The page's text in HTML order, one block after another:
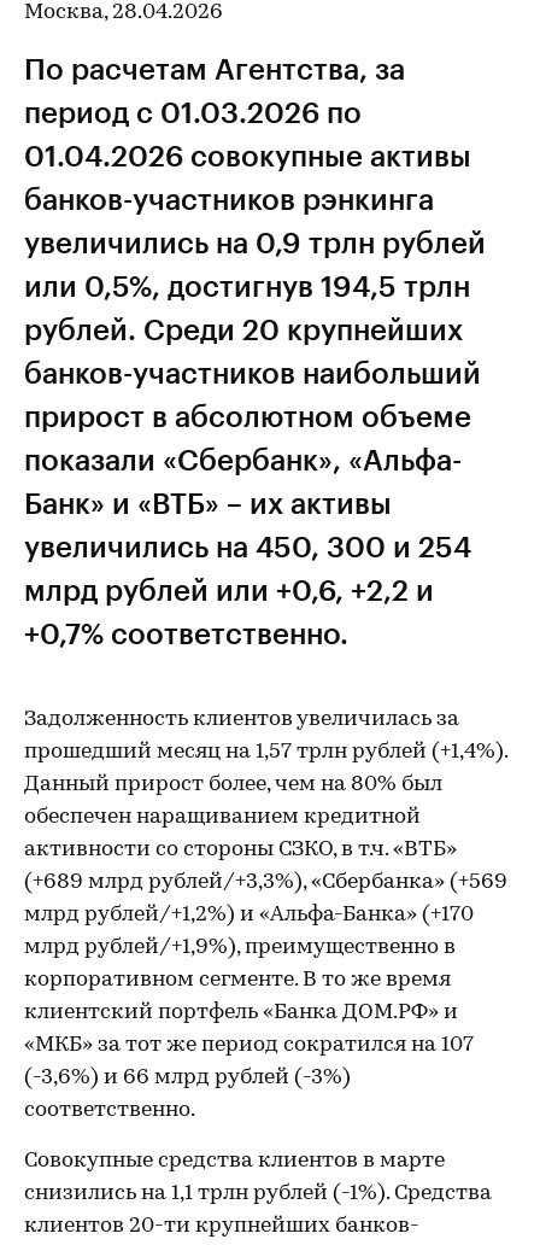
Москва, 28.04.2026
По расчетам Агентства, за
период с 01.03.2026 по
01.04.2026 совокупные активы
банков-участников рэнкинга
увеличились на 0,9 трлн рублей
или 0,5%, достигнув 194,5 трлн
рублей. Среди 20 крупнейших
банков-участников наибольший
прирост в абсолютном объеме
показали «Сбербанк», «Альфа-
Банк» и «ВТБ» – их активы
увеличились на 450, 300 и 254
млрд рублей или +0,6, +2,2 и
+0,7% соответственно.
Задолженность клиентов увеличилась за
прошедший месяц на 1,57 трлн рублей (+1,4%).
Данный прирост более, чем на 80% был
обеспечен наращиванием кредитной
активности со стороны СЗКО, в т.ч. «ВТБ»
(+689 млрд рублей/+3,3%), «Сбербанка» (+569
млрд рублей/+1,2%) и «Альфа-Банка» (+170
млрд рублей/+1,9%), преимущественно в
корпоративном сегменте. В то же время
клиентский портфель «Банка ДОМ.РФ» и
«МКБ» за тот же период сократился на 107
(-3,6%) и 66 млрд рублей (-3%)
соответственно.
Совокупные средства клиентов в марте
снизились на 1,1 трлн рублей (-1%). Средства
клиентов 20-ти крупнейших банков-